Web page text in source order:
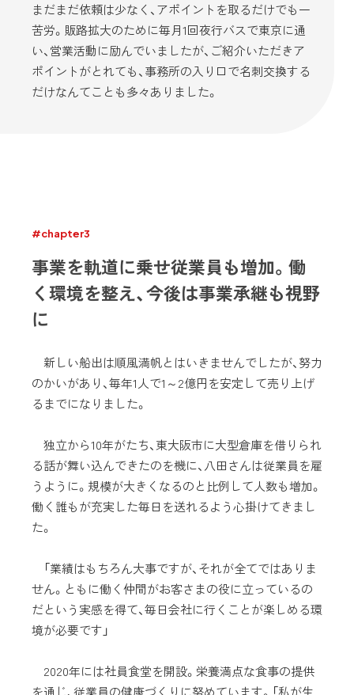
まだまだ依頼は少なく、アポイントを取るだけでも一
苦労。販路拡大のために毎月1回夜行バスで東京に通
い、営業活動に励んでいましたが、ご紹介いただきア
ポイントがとれても、事務所の入り口で名刺交換する
だけなんてことも多々ありました。
#chapter3
事業を軌道に乗せ従業員も増加。働
く環境を整え、今後は事業承継も視野
に
新しい船出は順風満帆とはいきませんでしたが、努力
のかいがあり、毎年1人で1～2億円を安定して売り上げ
るまでになりました。
独立から10年がたち、東大阪市に大型倉庫を借りられ
る話が舞い込んできたのを機に、八田さんは従業員を雇
うように。規模が大きくなるのと比例して人数も増加。
働く誰もが充実した毎日を送れるよう心掛けてきまし
た。
「業績はもちろん大事ですが、それが全てではありま
せん。ともに働く仲間がお客さまの役に立っているの
だという実感を得て、毎日会社に行くことが楽しめる環
境が必要です」
2020年には社員食堂を開設。栄養満点な食事の提供
を通じ、従業員の健康づくりに努めています。「私が生